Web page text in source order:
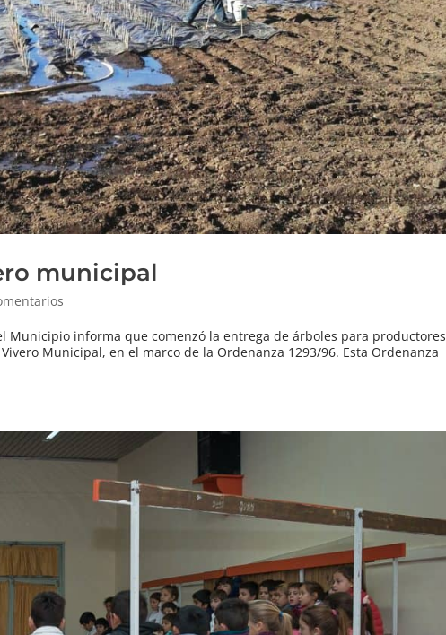
municipal
Municipio informa que comenzó la entrega de árboles para productores
Municipal, en el marco de la Ordenanza 1293/96. Esta Ordenanza